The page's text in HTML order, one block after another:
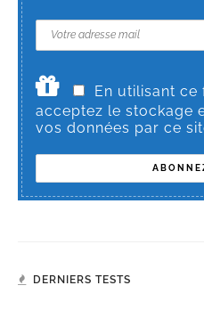
En utilisant
acceptez le stockage
vos données par ce
DERNIERS TESTS